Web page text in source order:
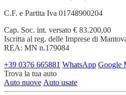
C.F. e Partita Iva 01748900204
Cap. Soc. int. versato € 83.200,00
Iscritta al reg. delle Imprese di
REA: MN n.179084
+39 0376 665881 WhatsApp Google
Trova la tua auto
Auto nuove Auto usate